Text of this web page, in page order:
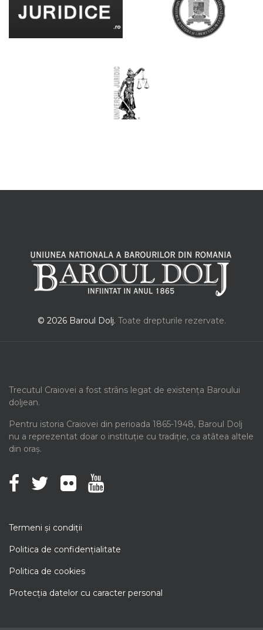
© 2026 Baroul Dolj. Toate drepturile rezervate.
Trecutul Craiovei a fost strâns legat de existența Baroului
doljean.
Pentru istoria Craiovei din perioada 1865-1948, Baroul Dolj
nu a reprezentat doar o instituție cu tradiție, ca atâtea altele
din oraș.
Termeni şi condiţii
Politica de confidenţialitate
Politica de cookies
Protecţia datelor cu caracter personal